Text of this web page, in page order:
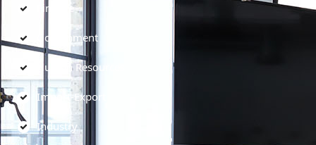
Finance
Government
Human Resources
Import-Export
Industry